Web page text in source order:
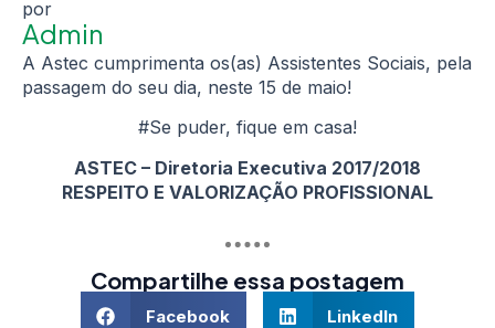
Admin
A Astec cumprimenta os(as) Assistentes Sociais, pela
passagem do seu dia, neste 15 de maio!
#Se puder, fique em casa!
ASTEC – Diretoria Executiva 2017/2018
RESPEITO E VALORIZAÇÃO PROFISSIONAL
Compartilhe essa postagem
Facebook LinkedIn